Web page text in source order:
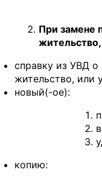
При замене
справку из УВД о
жительство, или
новый(-ое):
копию: